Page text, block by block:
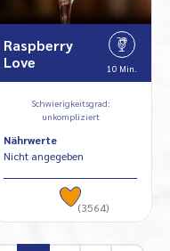
Raspberry
Love
10 Min.
Schwierigkeitsgrad:
unkompliziert
Nährwerte
Nicht angegeben
(3564)